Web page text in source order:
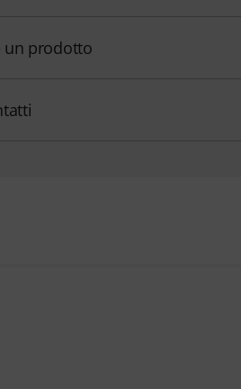
un prodotto